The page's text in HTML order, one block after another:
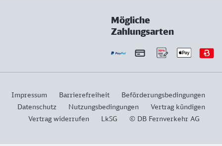
Mögliche
Zahlungsarten
Impressum Barrierefreiheit
Beförderungsbedingungen
Datenschutz
Nutzungsbedingungen
Vertrag kündigen
Vertrag widerrufen
LkSG © DB Fernverkehr AG